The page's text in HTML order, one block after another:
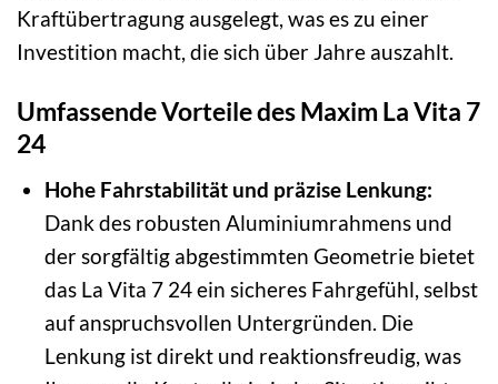
Kraftübertragung ausgelegt, was es zu einer
Investition macht, die sich über Jahre auszahlt.
Umfassende Vorteile des Maxim La Vita 7
24
Hohe Fahrstabilität und präzise Lenkung:
Dank des robusten Aluminiumrahmens und
der sorgfältig abgestimmten Geometrie bietet
das La Vita 7 24 ein sicheres Fahrgefühl, selbst
auf anspruchsvollen Untergründen. Die
Lenkung ist direkt und reaktionsfreudig, was